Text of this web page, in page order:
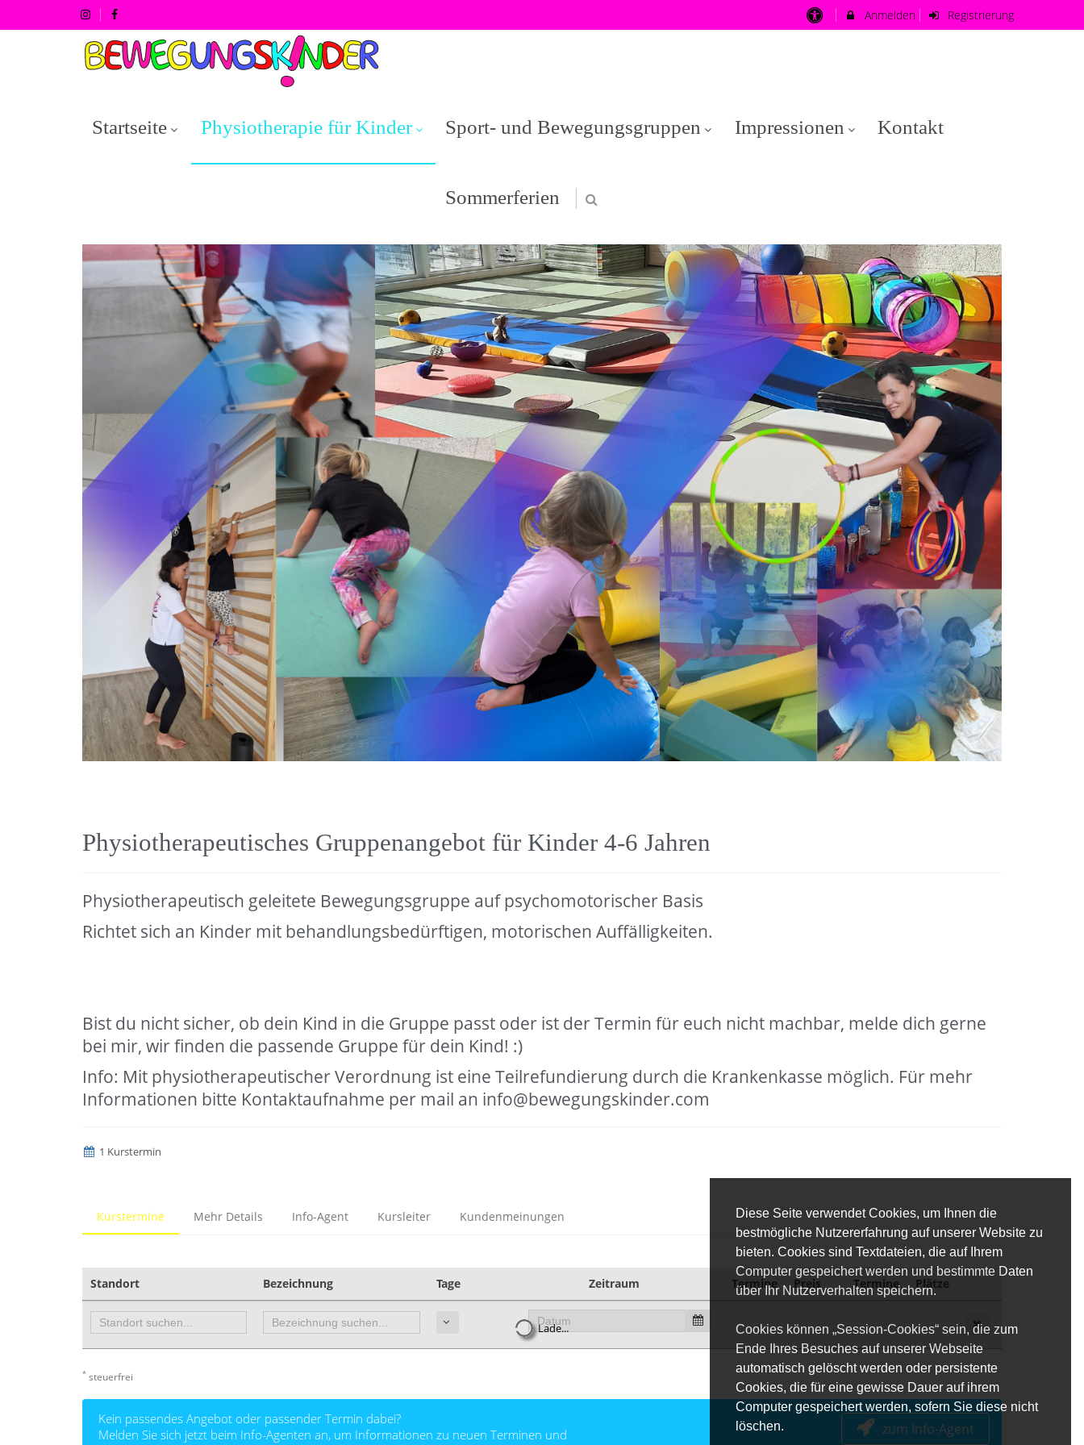
Diese Seite verwendet Cookies, um Ihnen die
bestmögliche Nutzererfahrung auf unserer Website zu
bieten. Cookies sind Textdateien, die auf Ihrem
Computer gespeichert werden und bestimmte Daten
über Ihr Nutzerverhalten speichern.
Cookies können „Session-Cookies“ sein, die zum
Ende Ihres Besuches auf unserer Webseite
automatisch gelöscht werden oder persistente
Cookies, die für eine gewisse Dauer auf ihrem
Computer gespeichert werden, sofern Sie diese nicht
löschen.
Anmelden Registrierung
Startseite Physiotherapie für Kinder Sport- und Bewegungsgruppen Impressionen Kontakt
Sommerferien
Physiotherapeutisches Gruppenangebot für Kinder 4-6 Jahren
Physiotherapeutisch geleitete Bewegungsgruppe auf psychomotorischer Basis
Richtet sich an Kinder mit behandlungsbedürftigen, motorischen Auffälligkeiten.
Bist du nicht sicher, ob dein Kind in die Gruppe passt oder ist der Termin für euch nicht machbar, melde dich gerne
bei mir, wir finden die passende Gruppe für dein Kind! :)
Info: Mit physiotherapeutischer Verordnung ist eine Teilrefundierung durch die Krankenkasse möglich. Für mehr
Informationen bitte Kontaktaufnahme per mail an info@bewegungskinder.com
1 Kurstermin
Kurstermine Mehr Details Info-Agent Kursleiter Kundenmeinungen
Standort Bezeichnung Tage Zeitraum Termine Preis Termine Plätze
Lade...
* steuerfrei
Kein passendes Angebot oder passender Termin dabei?
Melden Sie sich jetzt beim Info-Agenten an, um Informationen zu neuen Terminen und
zum Info-Agent